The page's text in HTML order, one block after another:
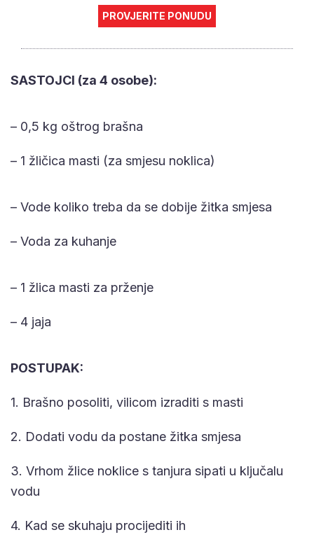
PROVJERITE PONUDU
SASTOJCI (za 4 osobe):
– 0,5 kg oštrog brašna
– 1 žličica masti (za smjesu noklica)
– Vode koliko treba da se dobije žitka smjesa
– Voda za kuhanje
– 1 žlica masti za prženje
– 4 jaja
POSTUPAK:
1. Brašno posoliti, vilicom izraditi s masti
2. Dodati vodu da postane žitka smjesa
3. Vrhom žlice noklice s tanjura sipati u ključalu
vodu
4. Kad se skuhaju procijediti ih